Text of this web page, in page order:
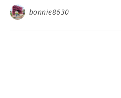
bonnie8630